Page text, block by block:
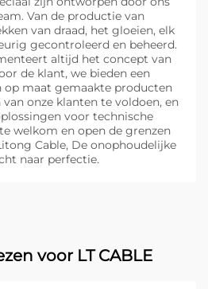
Van de productie van
van draad, het gloeien, elk
gecontroleerd en beheerd.
altijd het concept van
de klant, we bieden een
op maat gemaakte producten
onze klanten te voldoen, en
voor technische
welkom en open de grenzen
Cable, De onophoudelijke
naar perfectie.
voor LT CABLE